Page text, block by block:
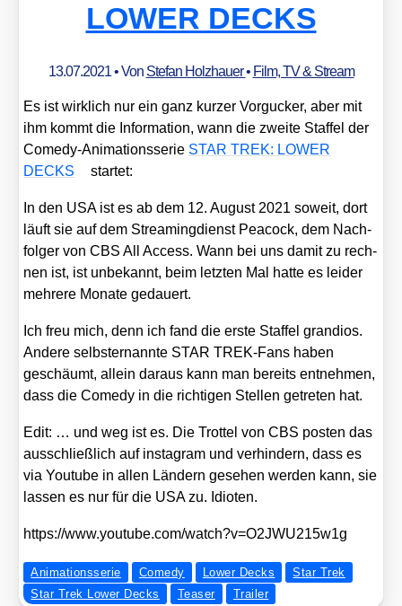
LOWER DECKS
13.07.2021• Von Stefan Holzhauer• Film, TV & Stream
Es ist wirk­lich nur ein ganz kur­zer Vor­gu­cker, aber mit
ihm kommt die Infor­ma­ti­on, wann die zwei­te Staf­fel der
Come­dy-Ani­ma­ti­ons­se­rie STAR TREK: LOWER
DECKS
star­tet:
In den USA ist es ab dem 12. August 2021 soweit, dort
läuft sie auf dem Strea­ming­dienst Pea­cock, dem Nach­
fol­ger von CBS All Access. Wann bei uns damit zu rech­
nen ist, ist unbe­kannt, beim letz­ten Mal hat­te es lei­der
meh­re­re Mona­te gedau­ert.
Ich freu mich, denn ich fand die ers­te Staf­fel gran­di­os.
Ande­re selbst­er­nann­te STAR TREK-Fans haben
geschäumt, allein dar­aus kann man bereits ent­neh­men,
dass die Come­dy in die rich­ti­gen Stel­len getre­ten hat.
Edit: … und weg ist es. Die Trot­tel von CBS pos­ten das
aus­schließ­lich auf insta­gram und ver­hin­dern, dass es
via You­tube in allen Län­dern gese­hen wer­den kann, sie
las­sen es nur für die USA zu. Idio­ten.
https://​www​.you​tube​.com/​w​a​t​c​h​?​v​=​O​2​J​W​U​2​1​5​w1g
Animationsserie Comedy Lower Decks
Star Trek
Star Trek Lower Decks
Teaser Trailer